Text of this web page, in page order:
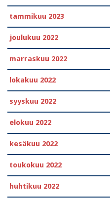
tammikuu 2023
joulukuu 2022
marraskuu 2022
lokakuu 2022
syyskuu 2022
elokuu 2022
kesäkuu 2022
toukokuu 2022
huhtikuu 2022